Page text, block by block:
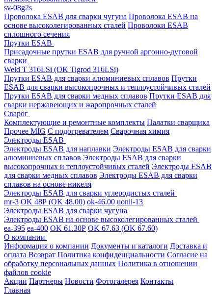
sv-08g2s
Проволока ESAB для сварки чугуна Проволока ESAB на
основе высоколегированных сталей Проволоки ESAB
сплошного сечения
Прутки ESAB
Присадочные прутки ESAB для ручной аргонно-дуговой
сварки
Weld T 316LSi (OK Tigrod 316LSi)
Прутки ESAB для сварки алюминиевых сплавов Прутки
ESAB для сварки высокопрочных и теплоустойчивых сталей
Прутки ESAB для сварки медных сплавов Прутки ESAB для
сварки нержавеющих и жаропрочных сталей
Сварог
Комплектующие и ремонтные комплекты Палатки сварщика
Прочее MIG С подогревателем Сварочная химия
Электроды ESAB
Электроды ESAB для наплавки Электроды ESAB для сварки
алюминиевых сплавов Электроды ESAB для сварки
высокопрочных и теплоустойчивых сталей Электроды ESAB
для сварки медных сплавов Электроды ESAB для сварки
сплавов на основе никеля
Электроды ESAB для сварки углеродистых сталей
mr-3 OK 48Р (OK 48.00) ok-46.00 uonii-13
Электроды ESAB для сварки чугуна
Электроды ESAB на основе высоколегированных сталей
ea-395 ea-400 OK 61.30Р OK 67.63 (OK 67.60)
О компании
Информация о компании Документы и каталоги Доставка и
оплата Возврат Политика конфиденциальности Согласие на
обработку персональных данных Политика в отношении
файлов cookie
Акции Партнеры Новости Фотогалерея Контакты
Главная